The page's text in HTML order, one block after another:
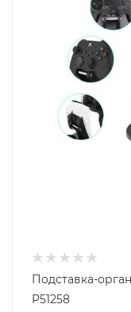
Подставка-
P51258